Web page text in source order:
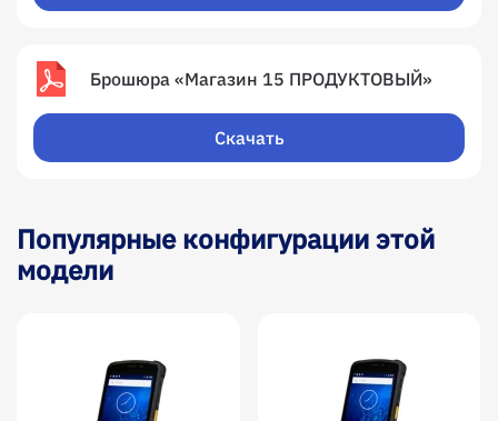
Брошюра «Магазин 15 ПРОДУКТОВЫЙ»
Скачать
Популярные конфигурации этой
модели